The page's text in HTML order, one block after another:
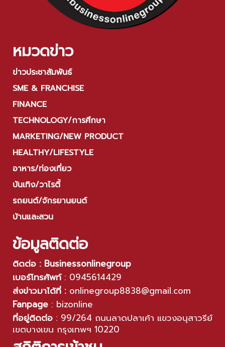
หมวดข่าว
ข่าวประชาสัมพันธ์
SME & FRANCHISE
FINANCE
TECHNOLOGY/การศึกษา
MARKETING/NEW PRODUCT
HEALTHY/LIFESTYLE
อาหาร/ท่องเที่ยว
บันเทิง/วาไรตี้
รถยนต์/จักรยานยนต์
บ้านและสวน
ข้อมูลติดต่อ
ติดต่อ : Businessonlinegroup
เบอร์โทรศัพท์: 0945614429
ส่งข่าวมาได้ที่ : onlinegroup8838@gmail.com
Fanpage : bizonline
ที่อยู่ติดต่อ : 99/264 ถนนลาดปลาเค้า แขวงอนุสาวรีย์
เขตบางเขน กรุงเทพฯ 10220